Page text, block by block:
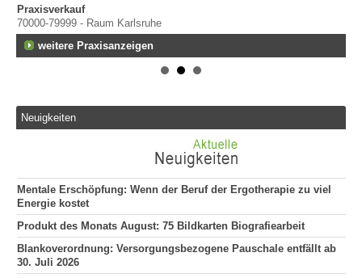
Praxisverkauf
70000-79999 - Raum Karlsruhe
weitere Praxisanzeigen
Neuigkeiten
Mentale Erschöpfung: Wenn der Beruf der Ergotherapie zu viel
Energie kostet
Produkt des Monats August: 75 Bildkarten Biografiearbeit
Blankoverordnung: Versorgungsbezogene Pauschale entfällt ab
30. Juli 2026